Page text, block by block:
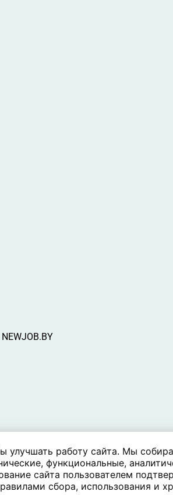
улучшать работу сайта. Мы
функциональные,
сайта пользователем
сбора, использования и